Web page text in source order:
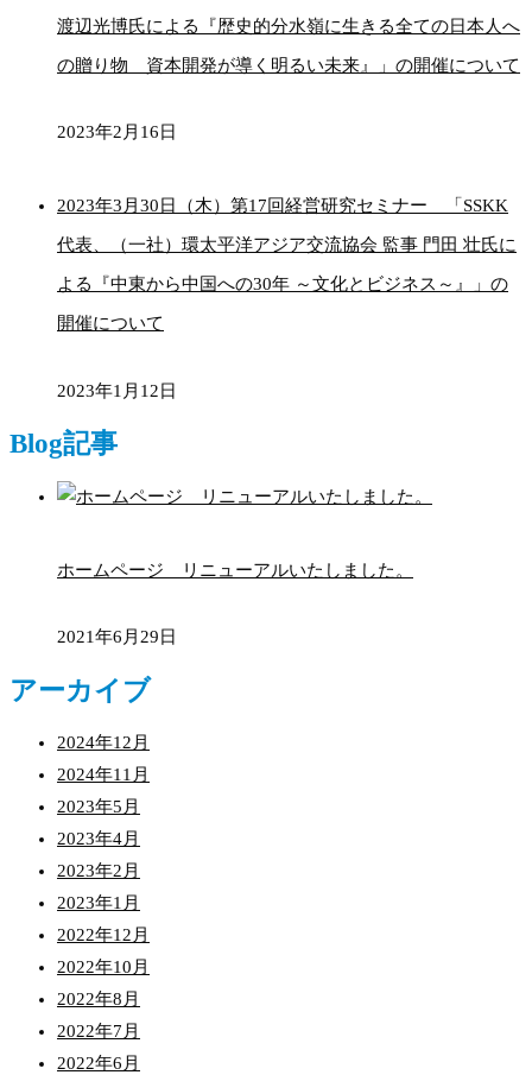
渡辺光博氏による『歴史的分水嶺に生きる全ての日本人へ
の贈り物 資本開発が導く明るい未来』」の開催について
2023年2月16日
2023年3月30日（木）第17回経営研究セミナー 「SSKK
代表、（一社）環太平洋アジア交流協会 監事 門田 壮氏に
よる『中東から中国への30年 ～文化とビジネス～』」の
開催について
2023年1月12日
Blog記事
ホームページ リニューアルいたしました。
2021年6月29日
アーカイブ
2024年12月
2024年11月
2023年5月
2023年4月
2023年2月
2023年1月
2022年12月
2022年10月
2022年8月
2022年7月
2022年6月